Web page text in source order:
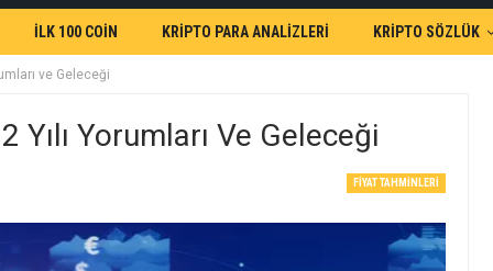
İLK 100 COİN KRİPTO PARA ANALİZLERİ KRİPTO SÖZLÜK
ve Geleceği
Yorumları Ve Geleceği
FIYAT TAHMINLERI